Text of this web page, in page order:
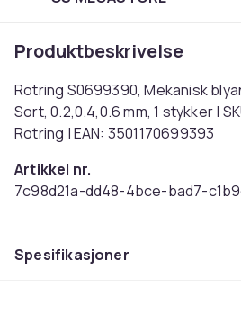
Produktbeskrivelse
Rotring S0699390, Mekanisk
Sort, 0.2,0.4,0.6 mm, 1 stykker |
Rotring | EAN: 3501170699393
Artikkel nr.
7c98d21a-dd48-4bce-bad7-
Spesifikasjoner